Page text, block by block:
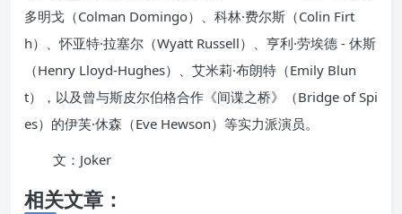
多明戈（Colman Domingo）、科林·费尔斯（Colin Firt
h）、怀亚特·拉塞尔（Wyatt Russell）、亨利·劳埃德 - 休斯
（Henry Lloyd-Hughes）、艾米莉·布朗特（Emily Blun
t），以及曾与斯皮尔伯格合作《间谍之桥》（Bridge of Spi
es）的伊芙·休森（Eve Hewson）等实力派演员。
文：Joker
相关文章：